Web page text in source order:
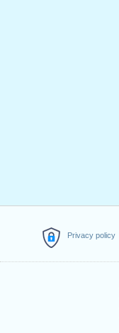
Privacy policy